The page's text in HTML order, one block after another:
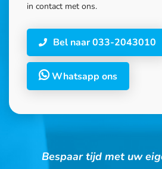
in contact met ons.
Bel naar 033-2043010
Whatsapp ons
Bespaar tijd met uw